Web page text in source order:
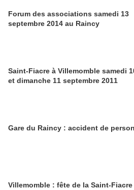
Forum des associations samedi 13
septembre 2014 au Raincy
Saint-Fiacre à Villemomble samedi
et dimanche 11 septembre 2011
Gare du Raincy : accident de
Villemomble : fête de la Saint-Fiacre